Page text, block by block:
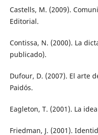
Castells, M. (2009).
Editorial.
Contissa, N. (2000). La
publicado).
Dufour, D. (2007). El arte
Paidós.
Eagleton, T. (2001). La
Friedman, J. (2001).